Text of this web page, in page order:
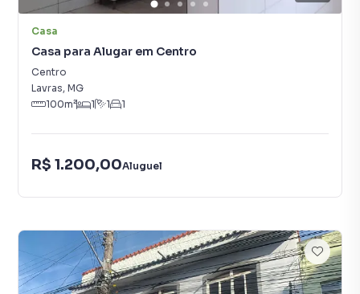
Casa
Casa para Alugar em Centro
Centro
Lavras, MG
100m² 1 1 1
R$ 1.200,00Aluguel